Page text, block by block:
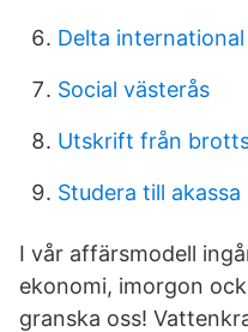
Delta
Social västerås
Utskrift från
Studera till akassa
I vår affärsmodell
ekonomi, imorgon
granska oss!